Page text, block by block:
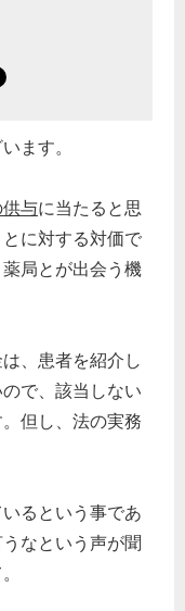
ます。
与に当たると思
に対する対価で
局とが出会う機
、患者を紹介し
で、該当しない
但し、法の実務
るという事であ
なという声が聞